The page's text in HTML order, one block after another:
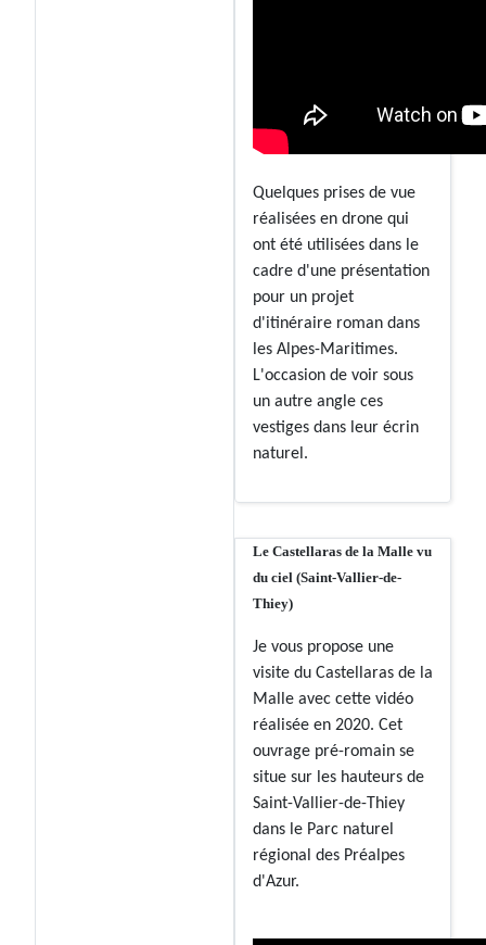
Quelques prises de vue
réalisées en drone qui
ont été utilisées dans le
cadre d'une présentation
pour un projet
d'itinéraire roman dans
les Alpes-Maritimes.
L'occasion de voir sous
un autre angle ces
vestiges dans leur écrin
naturel.
Le Castellaras de la Malle vu
du ciel (Saint-Vallier-de-
Thiey)
Je vous propose une
visite du Castellaras de la
Malle avec cette vidéo
réalisée en 2020. Cet
ouvrage pré-romain se
situe sur les hauteurs de
Saint-Vallier-de-Thiey
dans le Parc naturel
régional des Préalpes
d'Azur.